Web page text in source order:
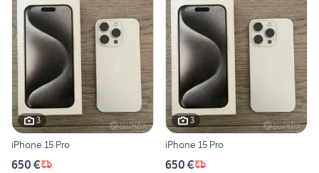
3
iPhone 15 Pro
650 €
3
iPhone 15 Pro
650 €